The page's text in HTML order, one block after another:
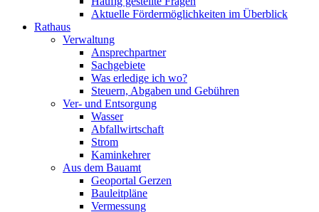
Aktuelle Fördermöglichkeiten im Überblick
Rathaus
Verwaltung
Ansprechpartner
Sachgebiete
Was erledige ich wo?
Steuern, Abgaben und Gebühren
Ver- und Entsorgung
Wasser
Abfallwirtschaft
Strom
Kaminkehrer
Aus dem Bauamt
Geoportal Gerzen
Bauleitpläne
Vermessung